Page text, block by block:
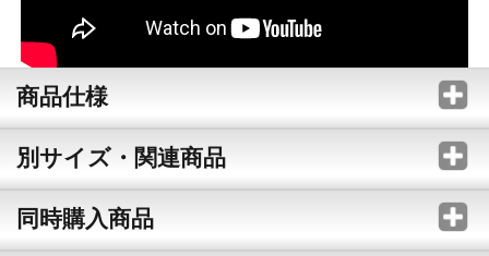
商品仕様
別サイズ・関連商品
同時購入商品